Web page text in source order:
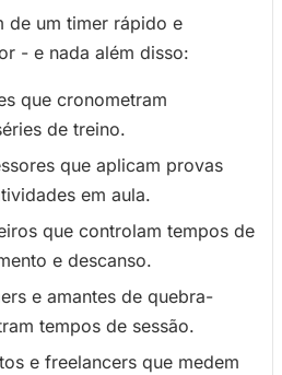
de um timer rápido e
- e nada além disso:
que cronometram
de treino.
que aplicam provas
em aula.
que controlam tempos de
e descanso.
e amantes de quebra-
tempos de sessão.
e freelancers que medem